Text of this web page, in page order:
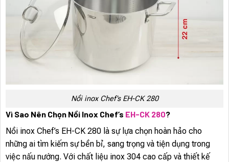
Nồi inox Chef’s EH-CK 280
Vì Sao Nên Chọn Nồi Inox Chef’s EH-CK 280?
Nồi inox Chef’s EH-CK 280 là sự lựa chọn hoàn hảo cho
những ai tìm kiếm sự bền bỉ, sang trọng và tiện dụng trong
việc nấu nướng. Với chất liệu inox 304 cao cấp và thiết kế